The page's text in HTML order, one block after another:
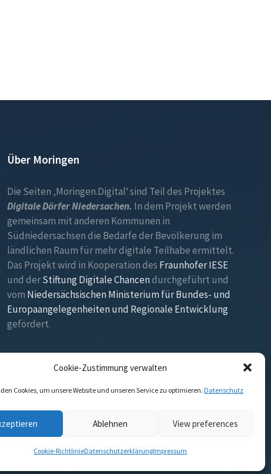
Cookie-Zustimmung verwalten
Cookies, um unsere Website und unseren Service zu optimieren. Datenschutz
Ablehnen View preferences
Cookie-RichtlinieDatenschutzerklärungImpressum
Über Moringen
Die Seiten ‚Moringen.Digital‘ sind Teil des Projektes
Digitale Dörfer Niedersachen. In dem Projekt werden
gemeinsam mit anderen Kommunen in
Südniedersachsen die Bedarfe der Bevölkerung im
ländlichen Raum für mehr digitale Teilhabe ermittelt.
Das Projekt wird in Kooperation des Fraunhofer IESE
und derStiftung Digitale Chancendurchgeführt und
vom Niedersächsischen Ministerium für Bundes- und
Europaangelegenheiten und Regionale Entwicklung
gefördert.